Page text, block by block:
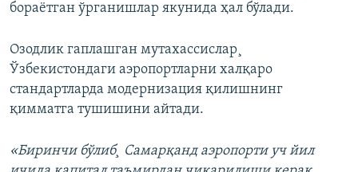
бораëтган ўрганишлар якунида ҳал бўлади.
Озодлик гаплашган мутахассислар¸
Ўзбекистондаги аэропортларни халқаро
стандартларда модернизация қилишнинг
қимматга тушишини айтади.
«Биринчи бўлиб¸ Самарқанд аэропорти уч йил